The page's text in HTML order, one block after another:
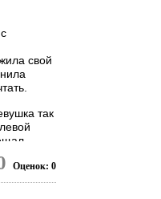
свой
так
Оценок: 0